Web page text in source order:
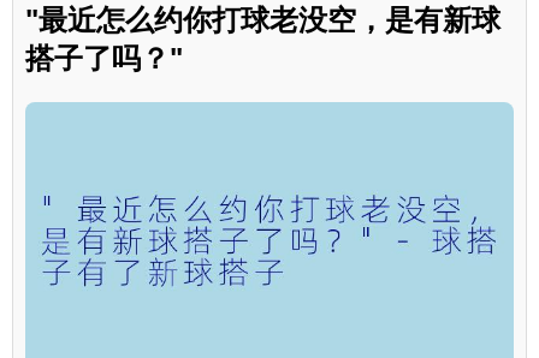
"最近怎么约你打球老没空，是有新球
搭子了吗？"